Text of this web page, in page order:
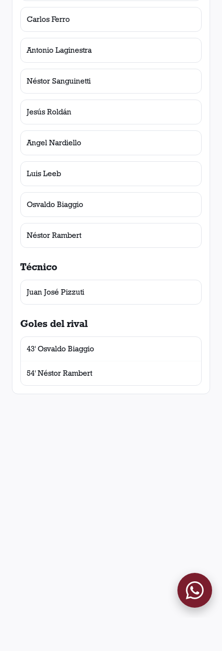
Carlos Ferro
Antonio Laginestra
Néstor Sanguinetti
Jesús Roldán
Angel Nardiello
Luis Leeb
Osvaldo Biaggio
Néstor Rambert
Técnico
Juan José Pizzuti
Goles del rival
43' Osvaldo Biaggio
54' Néstor Rambert